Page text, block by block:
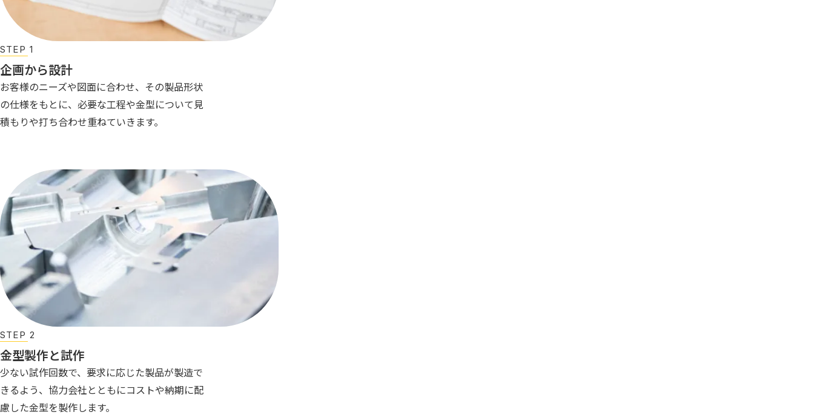
STEP 1
企画から設計
お客様のニーズや図面に合わせ、その製品形状
の仕様をもとに、必要な工程や金型について見
積もりや打ち合わせ重ねていきます。
STEP 2
金型製作と試作
少ない試作回数で、要求に応じた製品が製造で
きるよう、協力会社とともにコストや納期に配
慮した金型を製作します。